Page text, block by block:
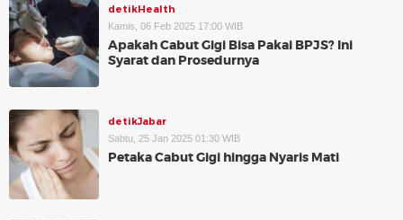
detikHealth
Kamis, 06 Feb 2025 17:00 WIB
Apakah Cabut Gigi Bisa Pakai BPJS? Ini
Syarat dan Prosedurnya
detikJabar
Sabtu, 25 Jan 2025 01:30 WIB
Petaka Cabut Gigi hingga Nyaris Mati